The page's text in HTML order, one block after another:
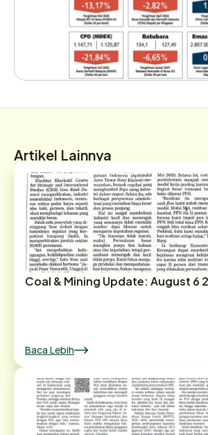
Artikel Lainnya
Coal & Mining Update: August 6
Baca Lebih